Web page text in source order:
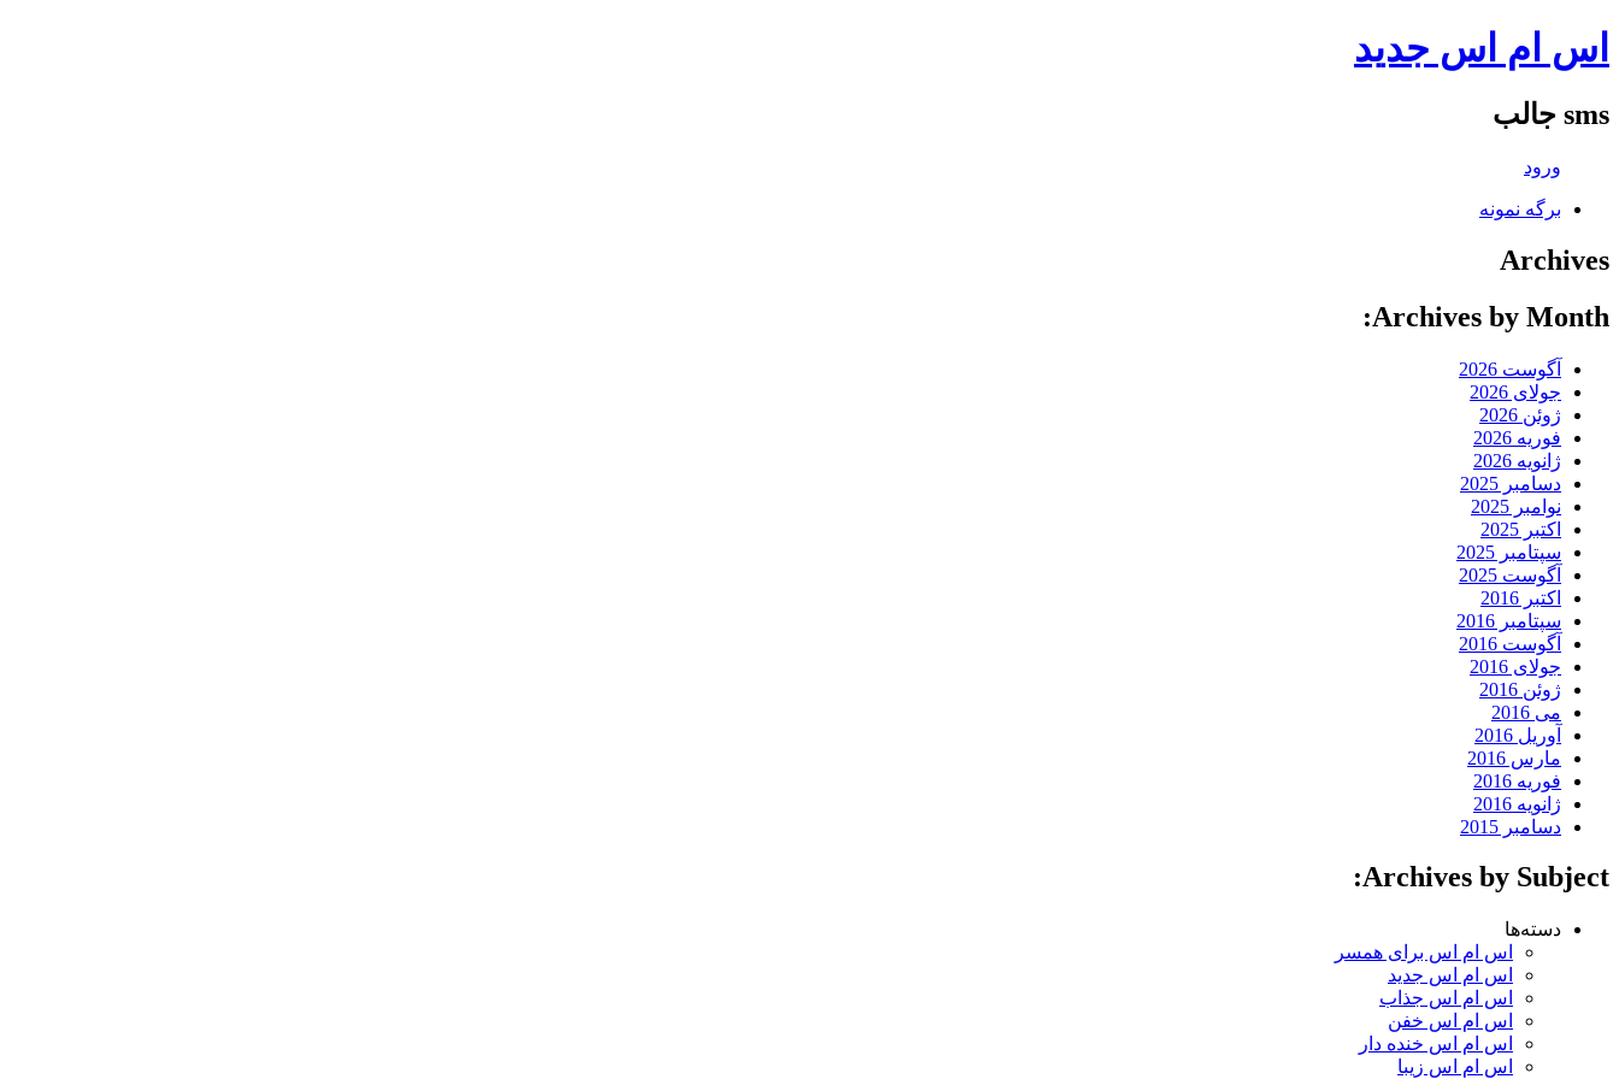
اس ام اس جدید
sms جالب
ورود
برگه نمونه
Archives
Archives by Month:
آگوست 2026
جولای 2026
ژوئن 2026
فوریه 2026
ژانویه 2026
دسامبر 2025
نوامبر 2025
اکتبر 2025
سپتامبر 2025
آگوست 2025
اکتبر 2016
سپتامبر 2016
آگوست 2016
جولای 2016
ژوئن 2016
می 2016
آوریل 2016
مارس 2016
فوریه 2016
ژانویه 2016
دسامبر 2015
Archives by Subject:
دسته‌ها
اس ام اس برای همسر
اس ام اس جدید
اس ام اس جذاب
اس ام اس خفن
اس ام اس خنده دار
اس ام اس زیبا